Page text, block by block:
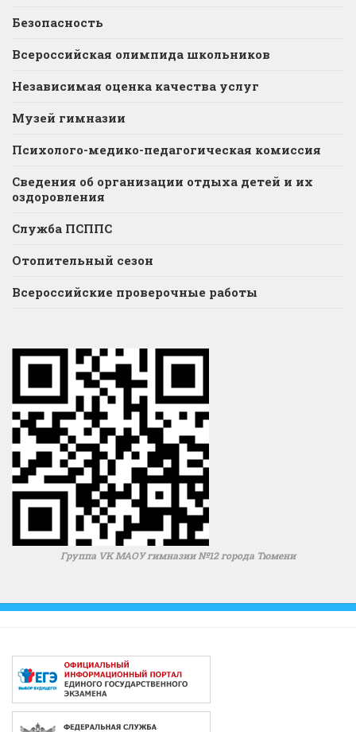
Безопасность
Всероссийская олимпида школьников
Независимая оценка качества услуг
Музей гимназии
Психолого-медико-педагогическая комиссия
Сведения об организации отдыха детей и их
оздоровления
Служба ПСППС
Отопительный сезон
Всероссийские проверочные работы
Группа VK МАОУ гимназии №12 города Тюмени